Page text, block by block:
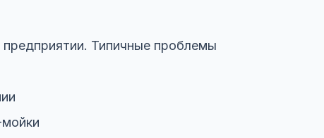
предприятии. Типичные проблемы